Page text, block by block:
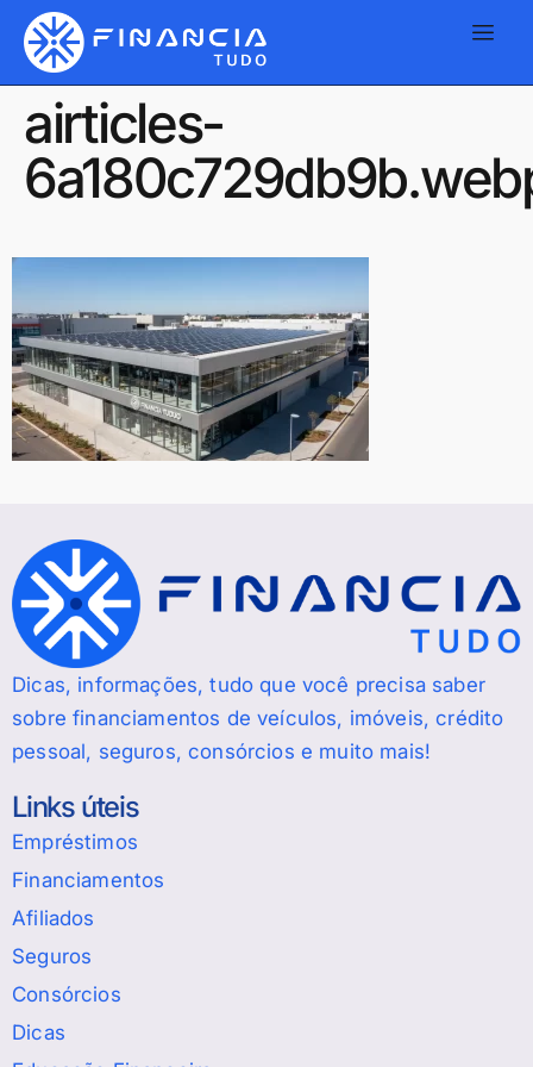
airticles-
Dicas, informações, tudo que você precisa saber
sobre financiamentos de veículos, imóveis, crédito
pessoal, seguros, consórcios e muito mais!
Links úteis
Empréstimos
Financiamentos
Afiliados
Seguros
Consórcios
Dicas